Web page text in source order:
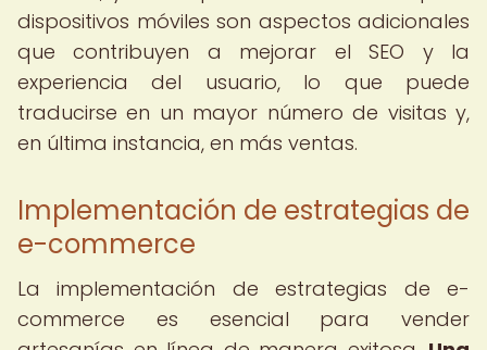
dispositivos móviles son aspectos adicionales
que contribuyen a mejorar el SEO y la
experiencia del usuario, lo que puede
traducirse en un mayor número de visitas y,
en última instancia, en más ventas.
Implementación de estrategias de
e-commerce
La implementación de estrategias de e-
commerce es esencial para vender